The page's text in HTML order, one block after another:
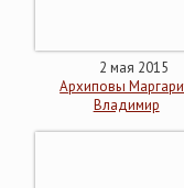
2 мая 2015
Архиповы
Владимир